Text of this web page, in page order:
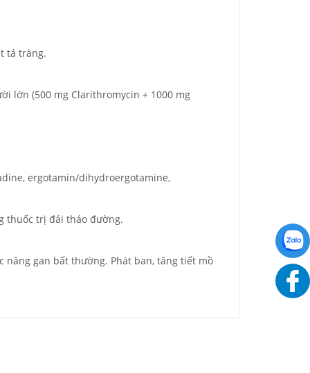
tá tràng.
lớn (500 mg Clarithromycin + 1000 mg
ergotamin/dihydroergotamine,
thuốc trị đái tháo đường.
năng gan bất thường. Phát ban, tăng tiết mồ